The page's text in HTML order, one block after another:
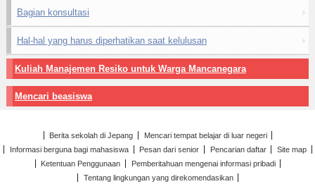
Bagian konsultasi
Hal-hal yang harus diperhatikan saat kelulusan
Kuliah Manajemen Resiko untuk Warga Mancanegara
Mencari beasiswa
Berita sekolah di Jepang
Mencari tempat belajar di luar negeri
Informasi berguna bagi mahasiswa
Pesan dari senior Pencarian daftar
Site map
Ketentuan Penggunaan
Pemberitahuan mengenai informasi pribadi
Tentang lingkungan yang direkomendasikan